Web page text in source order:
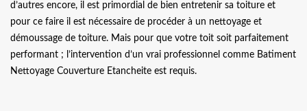
d’autres encore, il est primordial de bien entretenir sa toiture et
pour ce faire il est nécessaire de procéder à un nettoyage et
démoussage de toiture. Mais pour que votre toit soit parfaitement
performant ; l’intervention d’un vrai professionnel comme Batiment
Nettoyage Couverture Etancheite est requis.